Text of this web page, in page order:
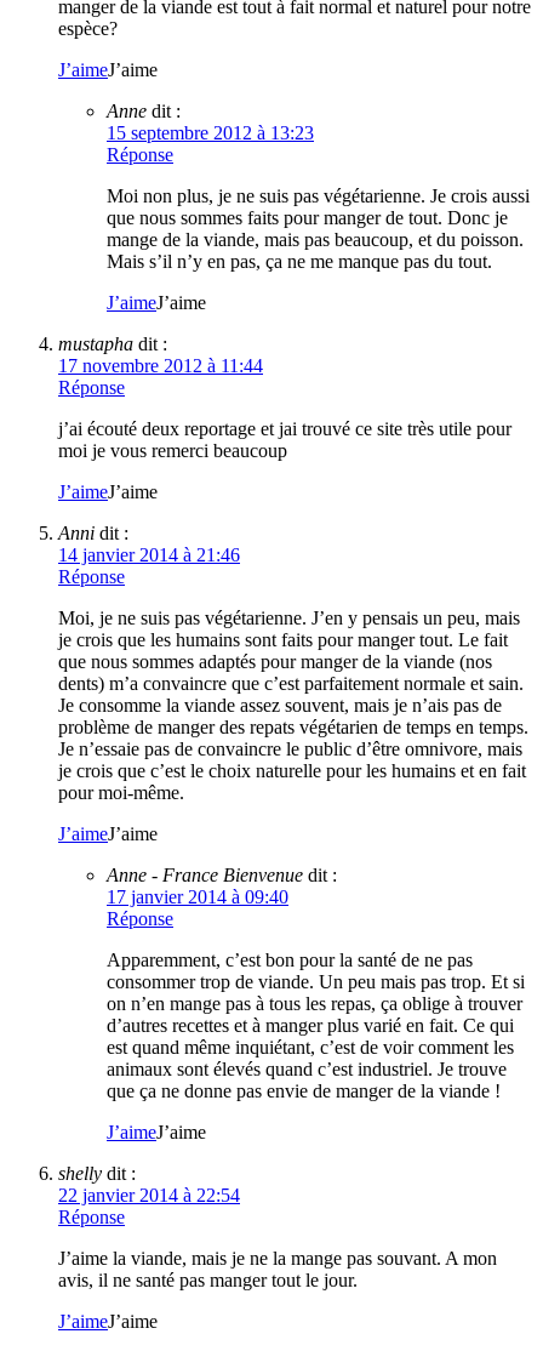
manger de la viande est tout à fait normal et naturel pour notre
espèce?
J’aimeJ’aime
Anne dit :
15 septembre 2012 à 13:23
Réponse
Moi non plus, je ne suis pas végétarienne. Je crois aussi
que nous sommes faits pour manger de tout. Donc je
mange de la viande, mais pas beaucoup, et du poisson.
Mais s’il n’y en pas, ça ne me manque pas du tout.
J’aimeJ’aime
mustapha dit :
17 novembre 2012 à 11:44
Réponse
j’ai écouté deux reportage et jai trouvé ce site très utile pour
moi je vous remerci beaucoup
J’aimeJ’aime
Anni dit :
14 janvier 2014 à 21:46
Réponse
Moi, je ne suis pas végétarienne. J’en y pensais un peu, mais
je crois que les humains sont faits pour manger tout. Le fait
que nous sommes adaptés pour manger de la viande (nos
dents) m’a convaincre que c’est parfaitement normale et sain.
Je consomme la viande assez souvent, mais je n’ais pas de
problème de manger des repats végétarien de temps en temps.
Je n’essaie pas de convaincre le public d’être omnivore, mais
je crois que c’est le choix naturelle pour les humains et en fait
pour moi-même.
J’aimeJ’aime
Anne - France Bienvenue dit :
17 janvier 2014 à 09:40
Réponse
Apparemment, c’est bon pour la santé de ne pas
consommer trop de viande. Un peu mais pas trop. Et si
on n’en mange pas à tous les repas, ça oblige à trouver
d’autres recettes et à manger plus varié en fait. Ce qui
est quand même inquiétant, c’est de voir comment les
animaux sont élevés quand c’est industriel. Je trouve
que ça ne donne pas envie de manger de la viande !
J’aimeJ’aime
shelly dit :
22 janvier 2014 à 22:54
Réponse
J’aime la viande, mais je ne la mange pas souvant. A mon
avis, il ne santé pas manger tout le jour.
J’aimeJ’aime